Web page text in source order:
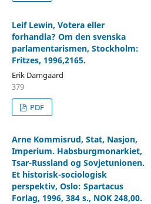
Leif Lewin, Votera eller
forhandla? Om den svenska
parlamentarismen, Stockholm:
Fritzes, 1996,2165.
Erik Damgaard
379
PDF
Arne Kommisrud, Stat, Nasjon,
Imperium. Habsburgmonarkiet,
Tsar-Russland og Sovjetunionen.
Et historisk-sociologisk
perspektiv, Oslo: Spartacus
Forlag, 1996, 384 s., NOK 248,00.